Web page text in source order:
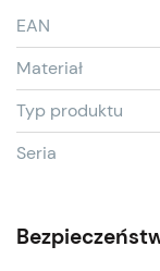
EAN
Materiał
Typ produktu
Seria